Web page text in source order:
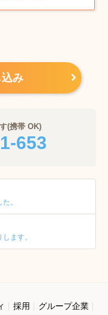
み
(携帯 OK)
653
。
ます。
採用
グループ企業